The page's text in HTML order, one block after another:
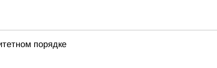
порядке